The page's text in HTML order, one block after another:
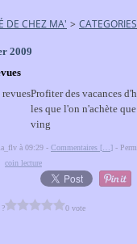
DE CHEZ MA' > CATEGORIES
2009
Profiter des vacances
les que l'on n'achète
ving
à 09:29 - Commentaires [ ] -
coin lecture
0 vote